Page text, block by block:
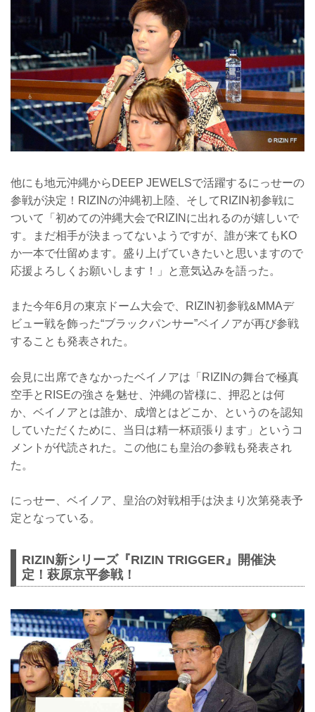
他にも地元沖縄からDEEP JEWELSで活躍するにっせーの
参戦が決定！RIZINの沖縄初上陸、そしてRIZIN初参戦に
ついて「初めての沖縄大会でRIZINに出れるのが嬉しいで
す。まだ相手が決まってないようですが、誰が来てもKO
か一本で仕留めます。盛り上げていきたいと思いますので
応援よろしくお願いします！」と意気込みを語った。
また今年6月の東京ドーム大会で、RIZIN初参戦&MMAデ
ビュー戦を飾った“ブラックパンサー”ベイノアが再び参戦
することも発表された。
会見に出席できなかったベイノアは「RIZINの舞台で極真
空手とRISEの強さを魅せ、沖縄の皆様に、押忍とは何
か、ベイノアとは誰か、成増とはどこか、というのを認知
していただくために、当日は精一杯頑張ります」というコ
メントが代読された。この他にも皇治の参戦も発表され
た。
にっせー、ベイノア、皇治の対戦相手は決まり次第発表予
定となっている。
RIZIN新シリーズ『RIZIN TRIGGER』開催決
定！萩原京平参戦！